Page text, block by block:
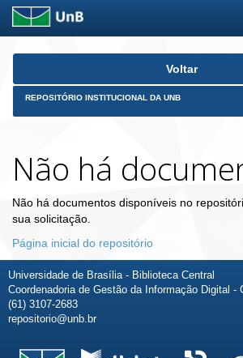
Skip
Voltar
REPOSITÓRIO INSTITUCIONAL DA UNB
Não há
Não há documentos disponíveis no
sua solicitação.
Página inicial do repositório
Universidade de Brasília - Biblioteca Central
Coordenadoria de Gestão da Informação Digital -
(61) 3107-2683
repositorio@unb.br